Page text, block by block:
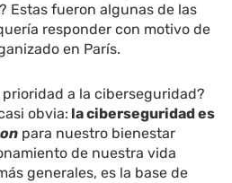
Estas fueron algunas de las
responder con motivo de
en París.
a la ciberseguridad?
obvia: la ciberseguridad es
para nuestro bienestar
de nuestra vida
generales, es la base de